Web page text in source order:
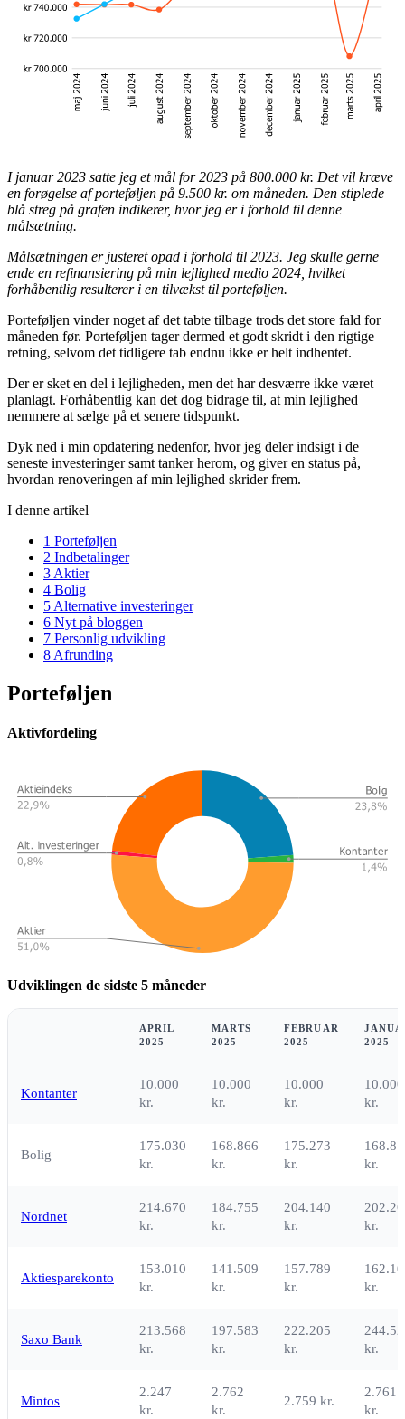
I januar 2023 satte jeg et mål for 2023 på 800.000 kr. Det vil kræve
en forøgelse af porteføljen på 9.500 kr. om måneden. Den stiplede
blå streg på grafen indikerer, hvor jeg er i forhold til denne
målsætning.
Målsætningen er justeret opad i forhold til 2023. Jeg skulle gerne
ende en refinansiering på min lejlighed medio 2024, hvilket
forhåbentlig resulterer i en tilvækst til porteføljen.
Porteføljen vinder noget af det tabte tilbage trods det store fald for
måneden før. Porteføljen tager dermed et godt skridt i den rigtige
retning, selvom det tidligere tab endnu ikke er helt indhentet.
Der er sket en del i lejligheden, men det har desværre ikke været
planlagt. Forhåbentlig kan det dog bidrage til, at min lejlighed
nemmere at sælge på et senere tidspunkt.
Dyk ned i min opdatering nedenfor, hvor jeg deler indsigt i de
seneste investeringer samt tanker herom, og giver en status på,
hvordan renoveringen af min lejlighed skrider frem.
I denne artikel
1 Porteføljen
2 Indbetalinger
3 Aktier
4 Bolig
5 Alternative investeringer
6 Nyt på bloggen
7 Personlig udvikling
8 Afrunding
Porteføljen
Aktivfordeling
Udviklingen de sidste 5 måneder
APRIL
2025
MARTS
2025
FEBRUAR
2025
2025
Kontanter
10.000
kr.
10.000
kr.
10.000
kr.
10.000
kr.
Bolig
175.030
kr.
168.866
kr.
175.273
kr.
kr.
Nordnet
214.670
kr.
184.755
kr.
204.140
kr.
kr.
Aktiesparekonto
153.010
kr.
141.509
kr.
157.789
kr.
kr.
Saxo Bank
213.568
kr.
197.583
kr.
222.205
kr.
kr.
Mintos
2.247
kr.
2.762
kr.
2.759 kr.
2.761
kr.